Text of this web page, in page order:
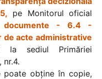
pe Monitorul oficial
documente - 6.4 -
acte administrative
la sediul Primăriei
nr.4.
poate obține în copie,